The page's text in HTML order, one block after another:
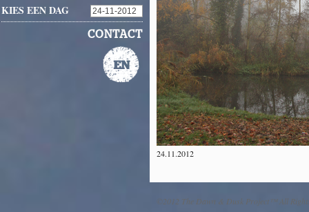
KIES EEN DAG
CONTACT
24.11.2012
©2012 The Dawn & Dusk Project™ All